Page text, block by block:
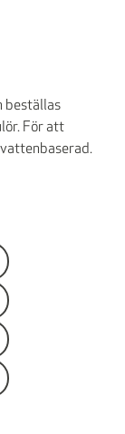
beställas
För att